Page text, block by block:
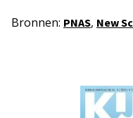
Bronnen: PNAS, New